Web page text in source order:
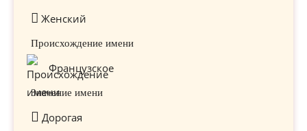
Женский
Происхождение имени
Французское
Значение имени
Дорогая